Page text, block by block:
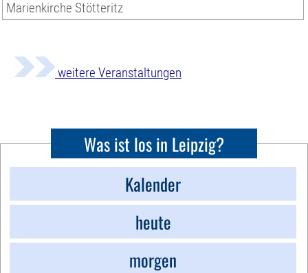
Marienkirche Stötteritz
weitere Veranstaltungen
Was ist los in Leipzig?
Kalender
heute
morgen